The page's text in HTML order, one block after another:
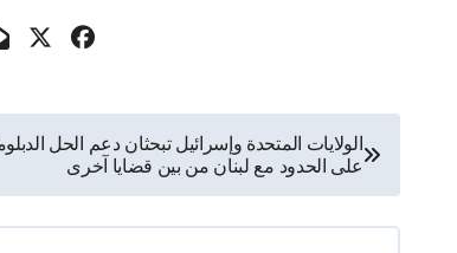
تصفّح
المقالات
الولايات المتحدة وإسرائيل تبحثان دعم الحل
على الحدود مع لبنان من بين قضايا آخرى